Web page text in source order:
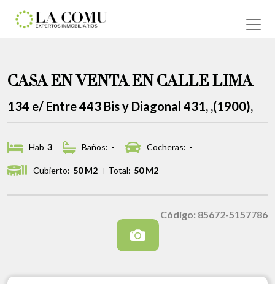
CASA EN VENTA EN CALLE LIMA
134 e/ Entre 443 Bis y Diagonal 431, ,(1900),
Hab 3 Baños: - Cocheras: -
Cubierto: 50 M2 Total: 50 M2
Código: 85672-5157786